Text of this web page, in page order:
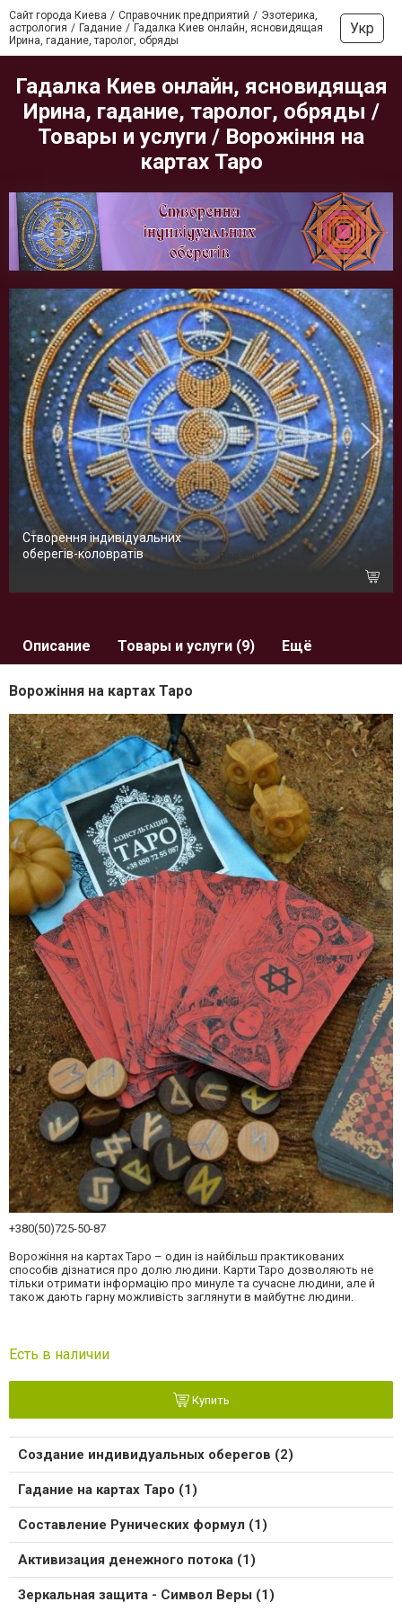
Сайт города Киева Справочник предприятий
Эзотерика,
астрология
Гадание
Гадалка Киев онлайн, ясновидящая
Ирина, гадание, таролог, обряды
Укр
Гадалка Киев онлайн, ясновидящая
Ирина, гадание, таролог, обряды /
Товары и услуги / Ворожіння на
картах Таро
Створення індивідуальних
оберегів-коловратів
Под заказ
Описание Товары и услуги (9) Ещё
Ворожіння на картах Таро
+380(50)725-50-87
Ворожіння на картах Таро – один із найбільш практикованих
способів дізнатися про долю людини. Карти Таро дозволяють не
тільки отримати інформацію про минуле та сучасне людини, але й
також дають гарну можливість заглянути в майбутнє людини.
Есть в наличии
Купить
Создание индивидуальных оберегов (2)
Гадание на картах Таро (1)
Составление Рунических формул (1)
Активизация денежного потока (1)
Зеркальная защита - Символ Веры (1)